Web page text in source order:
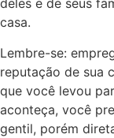
deles e de seus
casa.
Lembre-se:
reputação de sua
que você levou
aconteça, você
gentil, porém